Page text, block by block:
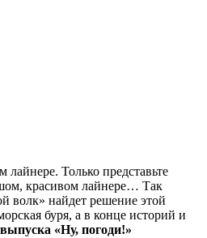
Только представьте
красивом лайнере… Так
волк» найдет решение этой
буря, а в конце историй и
«Ну, погоди!»